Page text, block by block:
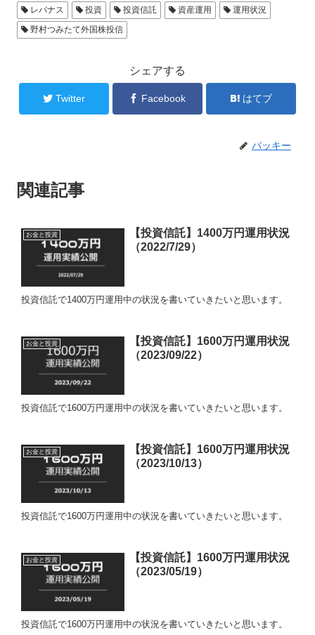
レバナス
投資 投資信託 資産運用
運用状況
野村つみたて外国株投信
シェアする
Twitter Facebook はてブ
バッキー
関連記事
お金と投資
【投資信託】1400万円運用状況
（2022/7/29）
投資信託で1400万円運用中の状況を書いていきたいと思います。
お金と投資
【投資信託】1600万円運用状況
（2023/09/22）
投資信託で1600万円運用中の状況を書いていきたいと思います。
お金と投資
【投資信託】1600万円運用状況
（2023/10/13）
投資信託で1600万円運用中の状況を書いていきたいと思います。
お金と投資
【投資信託】1600万円運用状況
（2023/05/19）
投資信託で1600万円運用中の状況を書いていきたいと思います。